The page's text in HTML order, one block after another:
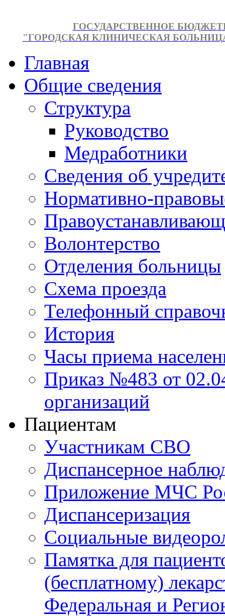
ГОСУДАРСТВЕННОЕ
"ГОРОДСКАЯ КЛИНИЧЕСКАЯ
Главная
Общие сведения
Структура
Руководство
Медработники
Сведения об
Нормативно-
Волонтерство
Отделения больницы
Схема проезда
Телефонный
История
Часы приема
Приказ №483 от
организаций
Пациентам
Участникам СВО
Диспансерное
Приложение МЧС
Диспансеризация
Социальные
Памятка для
(бесплатному)
Федеральная и